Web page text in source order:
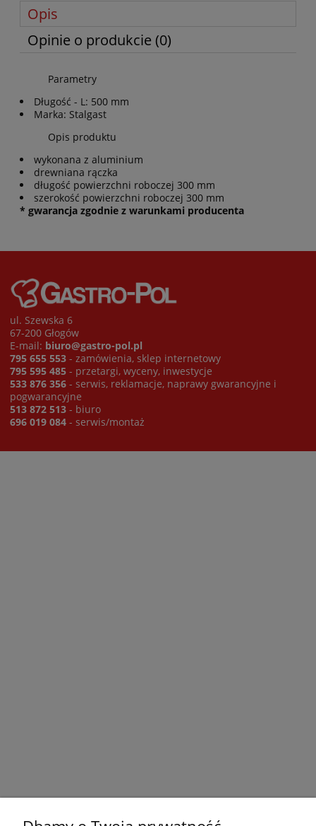
Opis
Opinie o produkcie (0)
Parametry
Długość - L: 500 mm
Marka: Stalgast
Opis produktu
wykonana z aluminium
drewniana rączka
długość powierzchni roboczej 300 mm
szerokość powierzchni roboczej 300 mm
* gwarancja zgodnie z warunkami producenta
ul. Szewska 6
67-200 Głogów
E-mail: biuro@gastro-pol.pl
795 655 553 - zamówienia, sklep internetowy
795 595 485 - przetargi, wyceny, inwestycje
533 876 356 - serwis, reklamacje, naprawy gwarancyjne i
pogwarancyjne
513 872 513 - biuro
696 019 084 - serwis/montaż